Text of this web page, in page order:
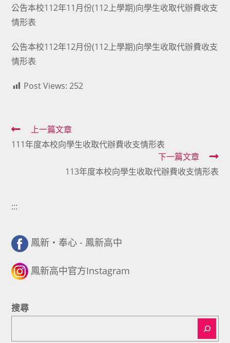
公告本校112年11月份(112上學期)向學生收取代辦費收支
情形表
公告本校112年12月份(112上學期)向學生收取代辦費收支
情形表
Post Views: 252
Read
more
上一篇文章
111年度本校向學生收取代辦費收支情形表
下一篇文章
113年度本校向學生收取代辦費收支情形表
:::
鳳新・奉心 - 鳳新高中
鳳新高中官方Instagram
搜尋